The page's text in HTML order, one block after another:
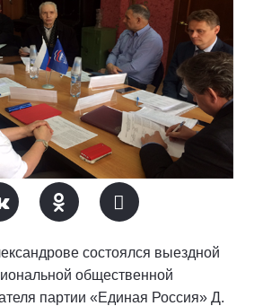
состоялся выездной
общественной
партии «Единая Россия» Д.